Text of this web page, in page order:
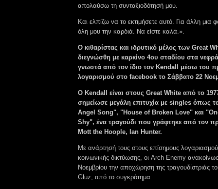
απολαύσω τη συνταξιοδότησή μου.
Και ελπίζω να το εκτιμήσετε αυτό. Για άλλη
όλη μου την καρδιά. Να είστε καλά.».
Ο κιθαρίστας και ιδρυτικό μέλος των Great
διεγνώσθη με καρκίνο 4ου σταδίου στα
γνωστά από τον ίδιο τον Kendall μέσω του
λογαρισμού στο facebook το Σάββατο 22
Ο Kendall είναι στους Great White από το
σημείωσε μεγάλη επιτυχία με singles όπως
Angel Song", "House of Broken Love" και
Shy", ένα τραγούδι που γράφτηκε από τον
Mott the Hoople, Ian Hunter.
Με ανάρτησή τους στους επίσημους
κοινωνικής δικτύωσης, οι Arch Enemy
Νοεμβρίου την αποχώρηση της τραγουδίστριάς
Gluz, από το συγκρότημα.